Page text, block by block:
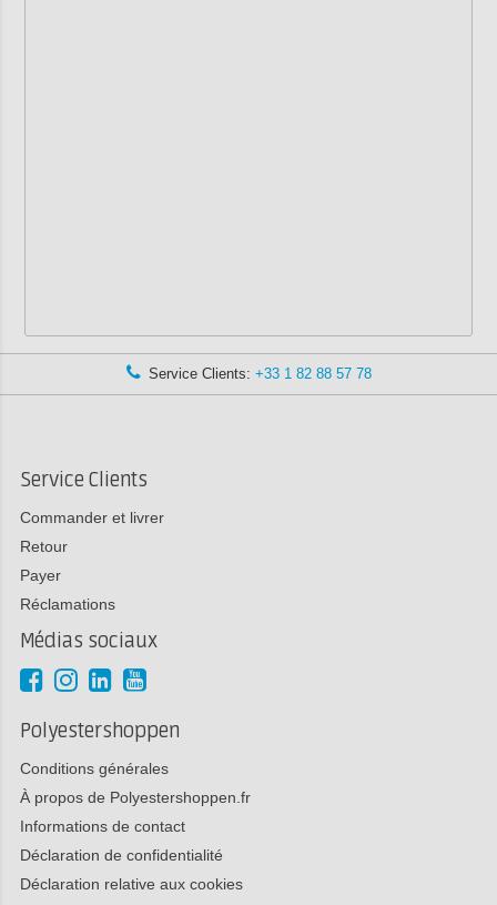
Service Clients: +33 1 82 88 57 78
Service Clients
Commander et livrer
Retour
Payer
Réclamations
Médias sociaux
Polyestershoppen
Conditions générales
À propos de Polyestershoppen.fr
Informations de contact
Déclaration de confidentialité
Déclaration relative aux cookies